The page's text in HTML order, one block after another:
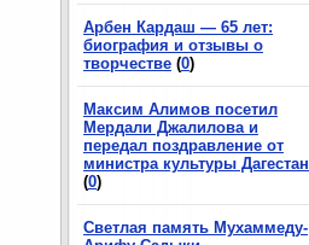
Арбен Кардаш — 65 лет:
биография и отзывы о
творчестве (0)
Максим Алимов посетил
Мердали Джалилова и
передал поздравление от
министра культуры
(0)
Светлая память Мухаммеду-